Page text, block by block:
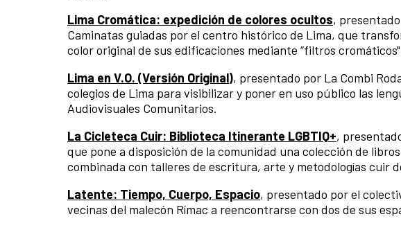
Lima Cromática: expedición de colores ocultos,
Caminatas guiadas por el centro histórico de Lima, que
color original de sus edificaciones mediante “filtros
Lima en V.O. (Versión Original), presentado por La Combi
colegios de Lima para visibilizar y poner en uso público las
Audiovisuales Comunitarios.
La Cicleteca Cuir: Biblioteca Itinerante LGBTIQ+,
que pone a disposición de la comunidad una colección de
combinada con talleres de escritura, arte y metodologías cuir
Latente: Tiempo, Cuerpo, Espacio, presentado por el
vecinas del malecón Rímac a reencontrarse con dos de sus